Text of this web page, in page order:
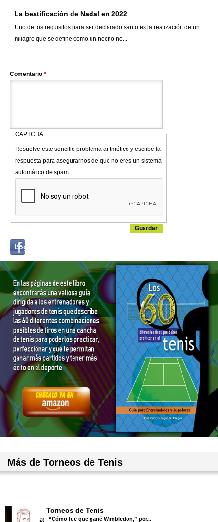
La beatificación de Nadal en 2022
Uno de los requisitos para ser declarado santo es la realización de un
milagro que se define como un hecho no...
Comentario *
CAPTCHA
Resuelve este sencillo problema aritmético y escribe la
respuesta para asegurarnos de que no eres un sistema
automático de spam.
Log in with...
Más de Torneos de Tenis
Torneos de Tenis
“Cómo fue que gané Wimbledon,” por...